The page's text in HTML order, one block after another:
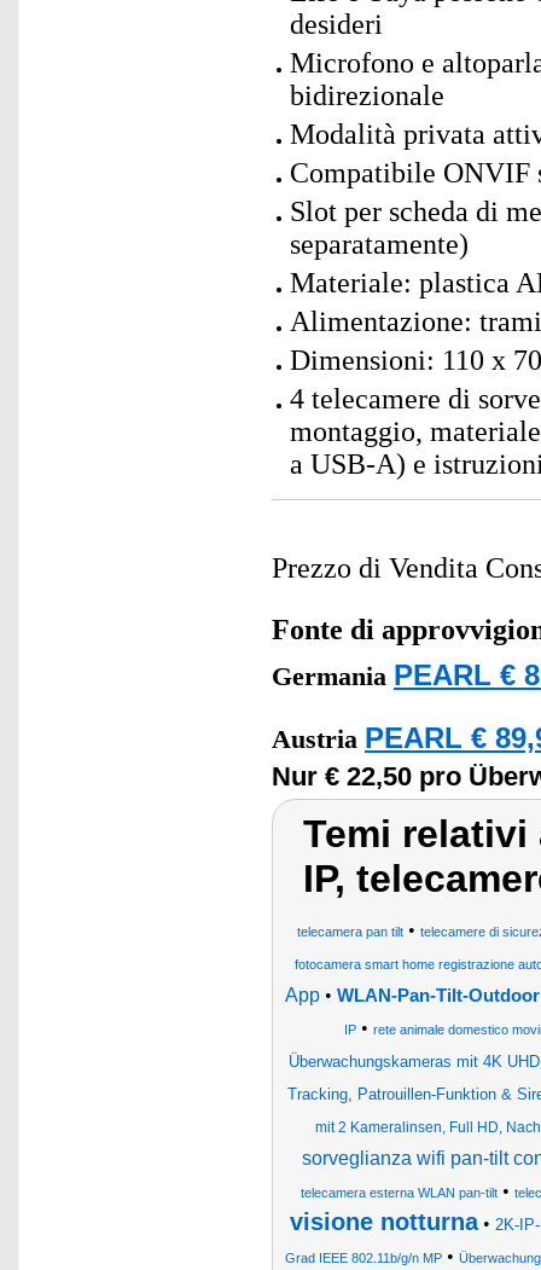
desideri
Microfono e
bidirezionale
Modalità privata
Compatibile ONVIF
Slot per scheda di
separatamente)
Materiale: plastica
Alimentazione:
Dimensioni: 110 x
4 telecamere di
montaggio,
a USB-A) e
Prezzo di Vendita
Fonte di
Germania PEARL €
Austria PEARL €
Nur € 22,50 pro
Temi relativi
IP,
telecamera pan tilt• telecamere di
fotocamera smart home registrazione
App • WLAN-Pan-Tilt-
IP• rete animale domestico
Überwachungskameras mit 4K
Tracking, Patrouillen-Funktion &
mit 2 Kameralinsen, Full HD,
sorveglianza wifi pan-tilt
telecamera esterna WLAN pan-tilt •
visione notturna• 2K-
Grad IEEE 802.11b/g/n MP •